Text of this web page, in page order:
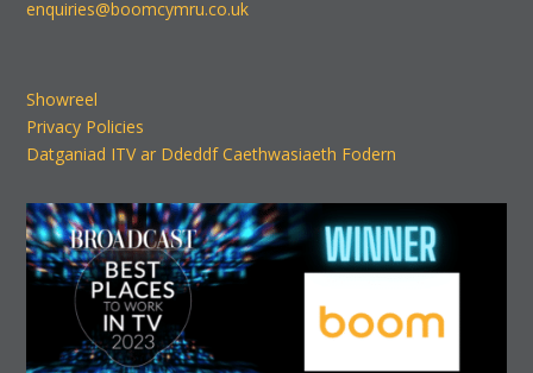
enquiries@boomcymru.co.uk
Showreel
Privacy Policies
Datganiad ITV ar Ddeddf Caethwasiaeth Fodern